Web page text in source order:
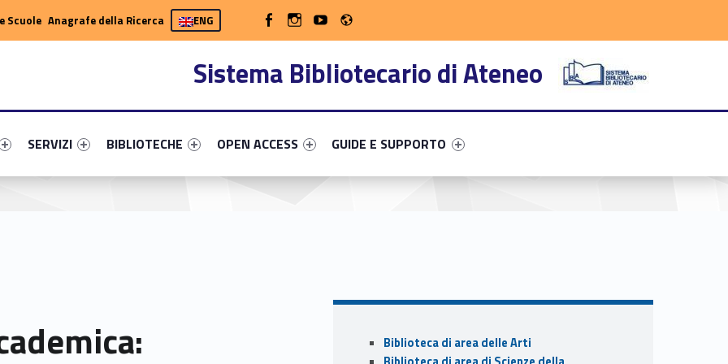
Sistema Bibliotecario di Ateneo
#link-menu-primary-89708-13
Link identifier #link-menu-primary-77556-20
SERVIZI
Link identifier #link-menu-primary-93986-32
BIBLIOTECHE
Link identifier #link-menu-primary-92810-43
OPEN ACCESS
Link identifier #link-menu-primary-23622-50
GUIDE E SUPPORTO
Scuole Anagrafe della Ricerca ENG WebMan on FacebookWebMan on Instagram
WebMan on YouTube
Sidebar
Biblioteca di area delle Arti